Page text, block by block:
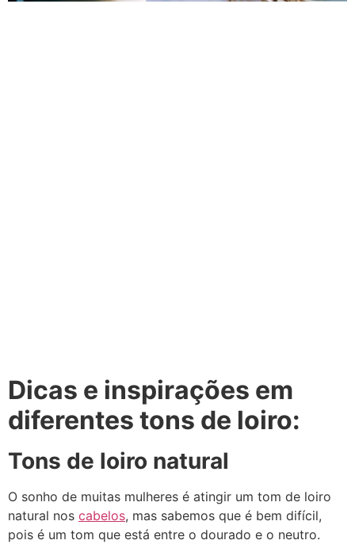
Dicas e inspirações em
diferentes tons de loiro:
Tons de loiro natural
O sonho de muitas mulheres é atingir um tom de loiro
natural nos cabelos, mas sabemos que é bem difícil,
pois é um tom que está entre o dourado e o neutro.